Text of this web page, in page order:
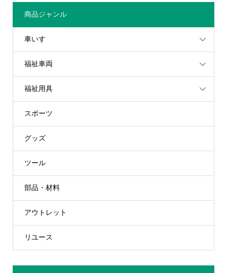
商品ジャンル
車いす
福祉車両
福祉用具
スポーツ
グッズ
ツール
部品・材料
アウトレット
リユース